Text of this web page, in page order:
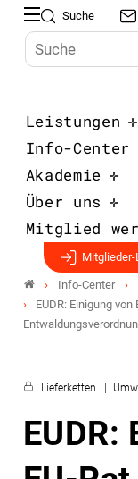
Suche
Leistungen
Info-Center
Akademie
Über uns
Mitglied
Mitglieder-
Info-Center
EUDR: Einigung
Lieferketten
EUDR: